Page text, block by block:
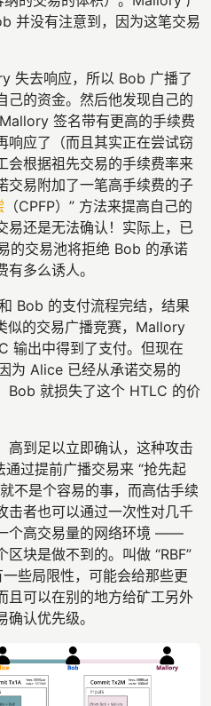
并没有注意到，因为这笔交易
失去响应，所以 Bob 广播了
己的资金。然后他发现自己的
签名带有更高的手续费
响应了（而且其实正在尝试窃
会根据祖先交易的手续费率来
交易附加了一笔高手续费的子
（CPFP）” 方法来提高自己的
易还是无法确认！实际上，已
的交易池将拒绝 Bob 的承诺
多么诱人。
Bob 的支付流程完结，结果
似的交易广播竞赛，Mallory
输出中得到了支付。但现在
为 Alice 已经从承诺交易的
Bob 就损失了这个 HTLC 的价
高到足以立即确认，这种攻击
过提前广播交易来 “抢先起
不是个容易的事，而高估手续
击者也可以通过一次性对几千
个高交易量的网络环境 ——
块是做不到的。叫做 “RBF”
些局限性，可能会给那些更
且可以在别的地方给矿工另外
认优先级。